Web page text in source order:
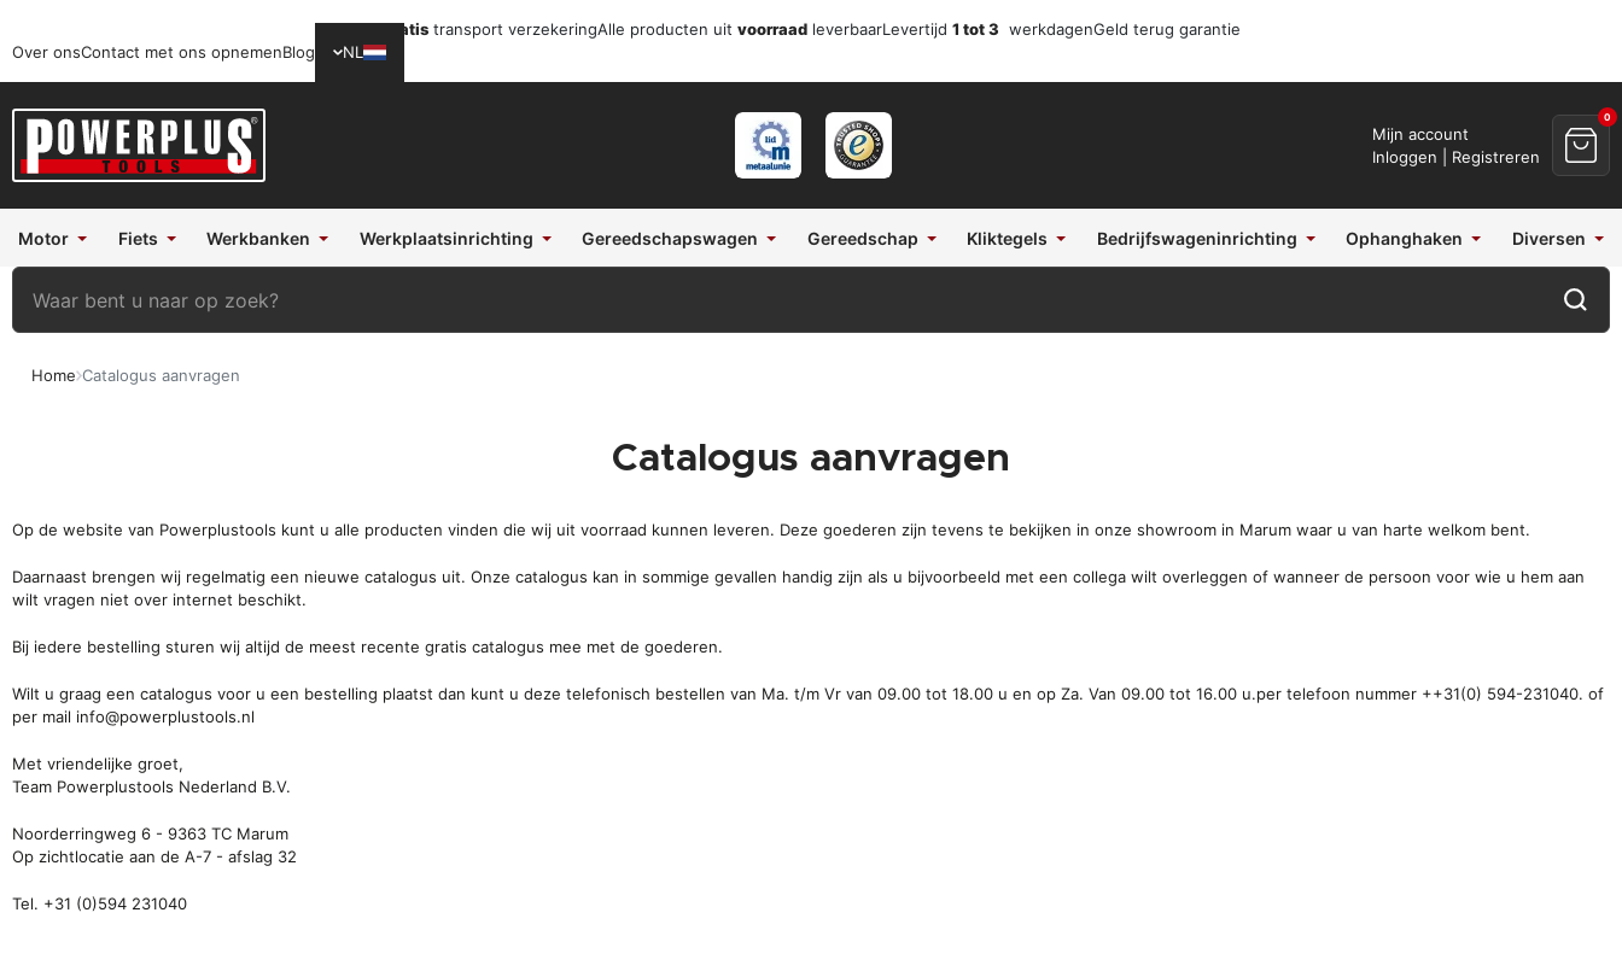
Gratis transport verzekeringAlle producten uit voorraad leverbaarLevertijd 1 tot 3 werkdagenGeld terug garantie
Over onsContact met ons opnemenBlog NL
Mijn account
Inloggen | Registreren
0
Motor Fiets Werkbanken Werkplaatsinrichting Gereedschapswagen Gereedschap Kliktegels Bedrijfswageninrichting Ophanghaken Diversen
Home Catalogus aanvragen
Catalogus aanvragen
Op de website van Powerplustools kunt u alle producten vinden die wij uit voorraad kunnen leveren. Deze goederen zijn tevens te bekijken in onze showroom in Marum waar u van harte welkom bent.
Daarnaast brengen wij regelmatig een nieuwe catalogus uit. Onze catalogus kan in sommige gevallen handig zijn als u bijvoorbeeld met een collega wilt overleggen of wanneer de persoon voor wie u hem aan
wilt vragen niet over internet beschikt.
Bij iedere bestelling sturen wij altijd de meest recente gratis catalogus mee met de goederen.
Wilt u graag een catalogus voor u een bestelling plaatst dan kunt u deze telefonisch bestellen van Ma. t/m Vr van 09.00 tot 18.00 u en op Za. Van 09.00 tot 16.00 u.per telefoon nummer ++31(0) 594-231040. of
per mail info@powerplustools.nl
Met vriendelijke groet,
Team Powerplustools Nederland B.V.
Noorderringweg 6 - 9363 TC Marum
Op zichtlocatie aan de A-7 - afslag 32
Tel. +31 (0)594 231040